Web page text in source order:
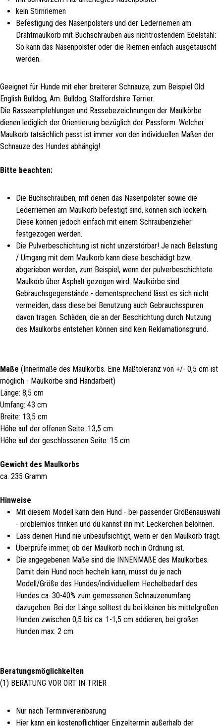
kein Stirnriemen
Befestigung des Nasenpolsters und der Lederriemen am
Drahtmaulkorb mit Buchschrauben aus nichtrostendem Edelstahl:
So kann das Nasenpolster oder die Riemen einfach ausgetauscht
werden.
Geeignet für Hunde mit eher breiterer Schnauze, zum Beispiel Old
English Bulldog, Am. Bulldog, Staffordshire Terrier.
Die Rasseempfehlungen und Rassebezeichnungen der Maulkörbe
dienen lediglich der Orientierung bezüglich der Passform. Welcher
Maulkorb tatsächlich passt ist immer von den individuellen Maßen der
Schnauze des Hundes abhängig!
Bitte beachten:
Die Buchschrauben, mit denen das Nasenpolster sowie die
Lederriemen am Maulkorb befestigt sind, können sich lockern.
Diese können jedoch einfach mit einem Schraubenzieher
festgezogen werden.
Die Pulverbeschichtung ist nicht unzerstörbar! Je nach Belastung
/ Umgang mit dem Maulkorb kann diese beschädigt bzw.
abgerieben werden, zum Beispiel, wenn der pulverbeschichtete
Maulkorb über Asphalt gezogen wird. Maulkörbe sind
Gebrauchsgegenstände - dementsprechend lässt es sich nicht
vermeiden, dass diese bei Benutzung auch Gebrauchsspuren
davon tragen. Schäden, die an der Beschichtung durch Nutzung
des Maulkorbs entstehen können sind kein Reklamationsgrund.
Maße (Innenmaße des Maulkorbs. Eine Maßtoleranz von +/- 0,5 cm ist
möglich - Maulkörbe sind Handarbeit)
Länge: 8,5 cm
Umfang: 43 cm
Breite: 13,5 cm
Höhe auf der offenen Seite: 13,5 cm
Höhe auf der geschlossenen Seite: 15 cm
Gewicht des Maulkorbs
ca. 235 Gramm
Hinweise
Mit diesem Modell kann dein Hund - bei passender Größenauswahl
- problemlos trinken und du kannst ihn mit Leckerchen belohnen.
Lass deinen Hund nie unbeaufsichtigt, wenn er den Maulkorb trägt.
Überprüfe immer, ob der Maulkorb noch in Ordnung ist.
Die angegebenen Maße sind die INNENMAßE des Maulkorbes.
Damit dein Hund noch hecheln kann, musst du je nach
Modell/Größe des Hundes/individuellem Hechelbedarf des
Hundes ca. 30-40% zum gemessenen Schnauzenumfang
dazugeben. Bei der Länge solltest du bei kleinen bis mittelgroßen
Hunden zwischen 0,5 bis ca. 1-1,5 cm addieren, bei großen
Hunden max. 2 cm.
Beratungsmöglichkeiten
(1) BERATUNG VOR ORT IN TRIER
Nur nach Terminvereinbarung
Hier kann ein kostenpflichtiger Einzeltermin außerhalb der